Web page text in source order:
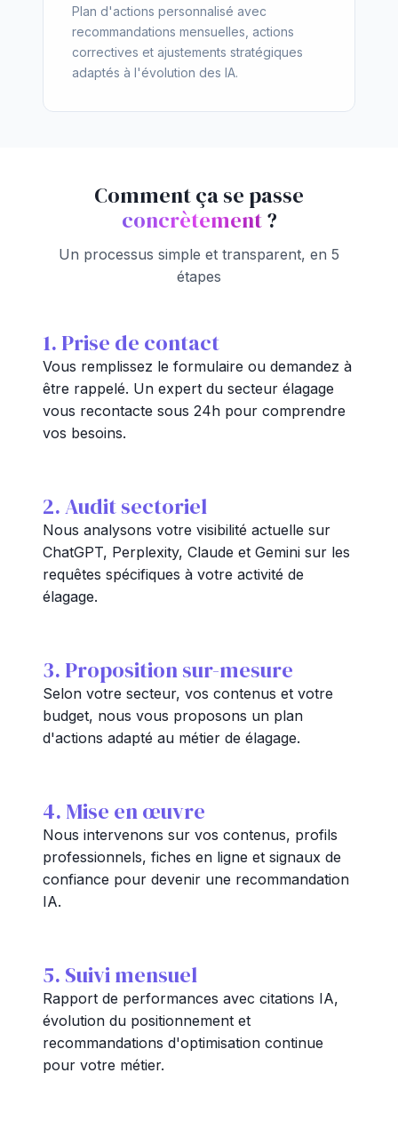
Plan d'actions personnalisé avec
recommandations mensuelles, actions
correctives et ajustements stratégiques
adaptés à l'évolution des IA.
Comment ça se passe
concrètement?
Un processus simple et transparent, en 5
étapes
1. Prise de contact
Vous remplissez le formulaire ou demandez à
être rappelé. Un expert du secteur élagage
vous recontacte sous 24h pour comprendre
vos besoins.
2. Audit sectoriel
Nous analysons votre visibilité actuelle sur
ChatGPT, Perplexity, Claude et Gemini sur les
requêtes spécifiques à votre activité de
élagage.
3. Proposition sur-mesure
Selon votre secteur, vos contenus et votre
budget, nous vous proposons un plan
d'actions adapté au métier de élagage.
4. Mise en œuvre
Nous intervenons sur vos contenus, profils
professionnels, fiches en ligne et signaux de
confiance pour devenir une recommandation
IA.
5. Suivi mensuel
Rapport de performances avec citations IA,
évolution du positionnement et
recommandations d'optimisation continue
pour votre métier.